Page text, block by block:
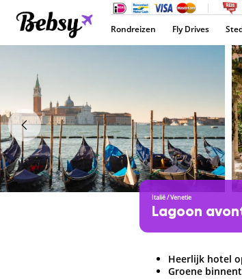
Rondreizen Fly Drives
Italië/Venetie
Lagoon
Heerlijk hotel
Groene